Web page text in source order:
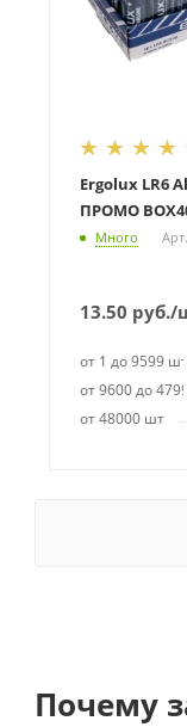
Ergolux LR6
ПРОМО
Много
13.50 руб./
от 1 до 9599 шт
от 9600 до
от 48000 шт
Почему